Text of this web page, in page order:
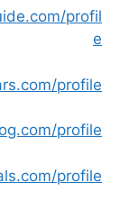
profil
e
profile
profile
profile